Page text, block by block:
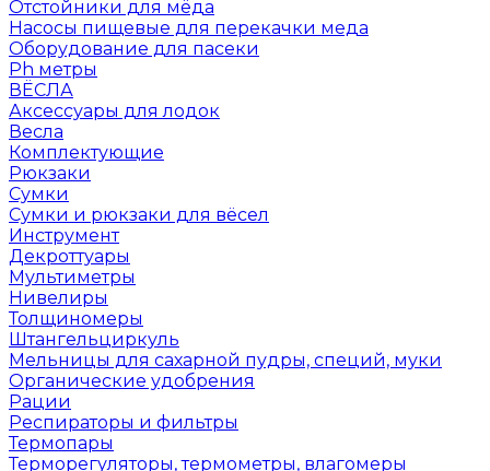
Отстойники для мёда
Насосы пищевые для перекачки меда
Оборудование для пасеки
Ph метры
ВЁСЛА
Аксессуары для лодок
Весла
Комплектующие
Рюкзаки
Сумки
Сумки и рюкзаки для вёсел
Инструмент
Декроттуары
Мультиметры
Нивелиры
Толщиномеры
Штангельциркуль
Мельницы для сахарной пудры, специй, муки
Органические удобрения
Рации
Респираторы и фильтры
Термопары
Терморегуляторы, термометры, влагомеры